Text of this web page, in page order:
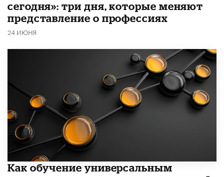
сегодня»: три дня, которые меняют
представление о профессиях
24 ИЮНЯ
​Как обучение универсальным